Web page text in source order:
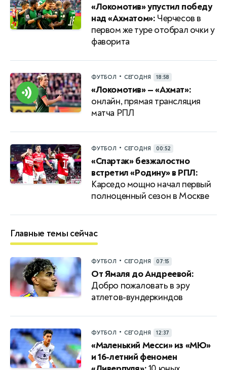
«Локомотив» упустил победу
над «Ахматом»: Черчесов в
первом же туре отобрал очки у
фаворита
ФУТБОЛ • СЕГОДНЯ 18:58
«Локомотив» — «Ахмат»:
онлайн, прямая трансляция
матча РПЛ
ФУТБОЛ • СЕГОДНЯ 00:52
«Спартак» безжалостно
встретил «Родину» в РПЛ:
Карседо мощно начал первый
полноценный сезон в Москве
Главные темы сейчас
ФУТБОЛ • СЕГОДНЯ 07:15
От Ямаля до Андреевой:
Добро пожаловать в эру
атлетов-вундеркиндов
ФУТБОЛ • СЕГОДНЯ 12:37
«Маленький Месси» из «МЮ»
и 16-летний феномен